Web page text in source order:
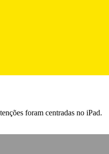
foram centradas no iPad.